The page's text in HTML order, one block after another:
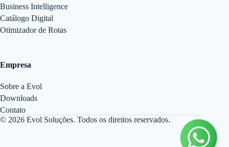
Business Intelligence
Catálogo Digital
Otimizador de Rotas
Empresa
Sobre a Evol
Downloads
Contato
© 2026 Evol Soluções. Todos os direitos reservados.